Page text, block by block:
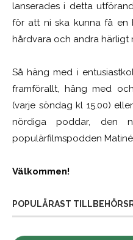
lanserades i detta
för att ni ska kunna få en
hårdvara och andra härligt
Så häng med i
framförallt, häng med
(varje söndag kl 15.00)
nördiga poddar, den
populärfilmspodden
Välkommen!
POPULÄRAST